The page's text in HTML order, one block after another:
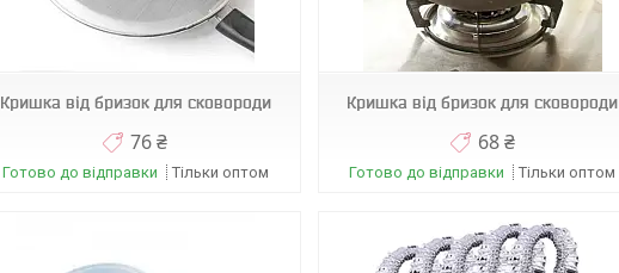
Кришка від бризок для сковороди
76 ₴
Готово до відправки Тільки оптом
А1801
Кришка від бризок для сковороди
68 ₴
Готово до відправки Тільки оптом
А09925